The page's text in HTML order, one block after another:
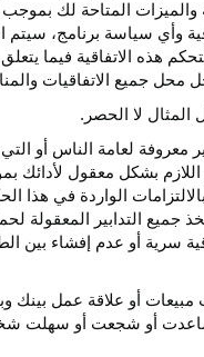
والميزات المتاحة لك
وأي سياسة برنامج، سيتم
هذه الاتفاقية فيما يتعلق
محل جميع الاتفاقيات
لا الحصر.
معروفة لعامة الناس أو
بشكل معقول لأدائك
الواردة في هذا
التدابير المعقولة
سرية أو عدم إفشاء بين
أو علاقة عمل بينك
ساعدت أو شجعت أو سهلت